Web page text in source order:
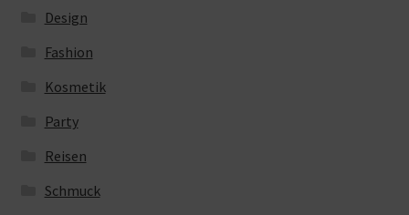
Design
Fashion
Kosmetik
Party
Reisen
Schmuck